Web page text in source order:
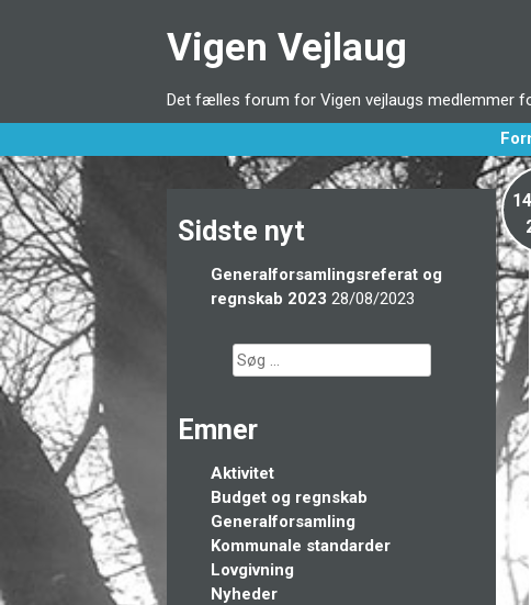
Vigen Vejlaug
Det fælles forum for Vigen vejlaugs medlemmer
Sidste nyt
Generalforsamlingsreferat og
regnskab 2023 28/08/2023
Søg
efter:
Emner
Aktivitet
Budget og regnskab
Generalforsamling
Kommunale standarder
Lovgivning
Nyheder